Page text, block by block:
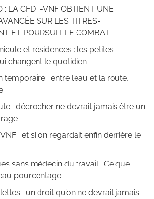
: LA CFDT-VNF OBTIENT UNE
SUR LES TITRES-
ET POURSUIT LE COMBAT
et résidences : les petites
changent le quotidien
temporaire : entre l’eau et la route,
: décrocher ne devrait jamais être un
: et si on regardait enfin derrière le
sans médecin du travail : Ce que
pourcentage
: un droit qu’on ne devrait jamais